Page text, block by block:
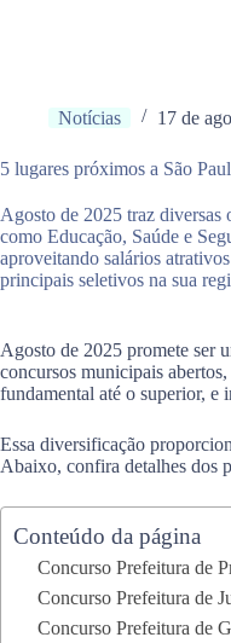
Notícias 17 de
5 lugares próximos a São
Agosto de 2025 traz diversas
como Educação, Saúde e
aproveitando salários
principais seletivos na sua
Agosto de 2025 promete ser
concursos municipais
fundamental até o superior, e
Essa diversificação
Abaixo, confira detalhes dos
Conteúdo da página
Concurso Prefeitura de
Concurso Prefeitura de
Concurso Prefeitura de